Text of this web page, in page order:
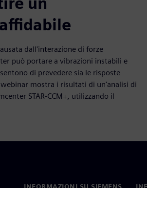
dall'interazione di forze
può portare a vibrazioni instabili e
di prevedere sia le risposte
mostra i risultati di un'analisi di
STAR-CCM+, utilizzando il
INFORMAZIONI SU SIEMENS